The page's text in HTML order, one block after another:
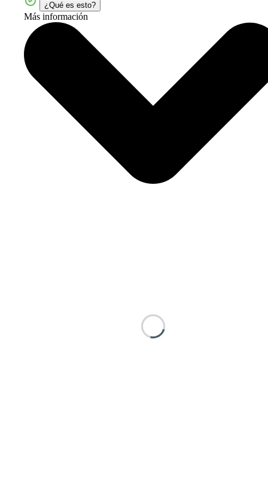
¿Qué es esto?
Más información